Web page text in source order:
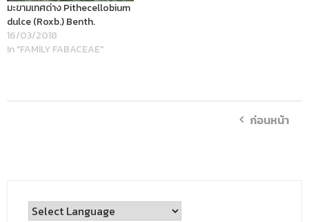
มะขามเทศด่าง Pithecellobium
dulce (Roxb.) Benth.
16/03/2018
In "FAMILY FABACEAE"
ก่อนหน้า